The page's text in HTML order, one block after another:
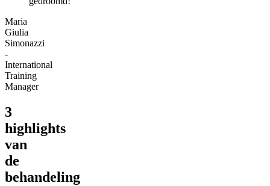
Maria
Giulia
Simonazzi
-
International
Training
Manager
3
highlights
van
de
behandeling